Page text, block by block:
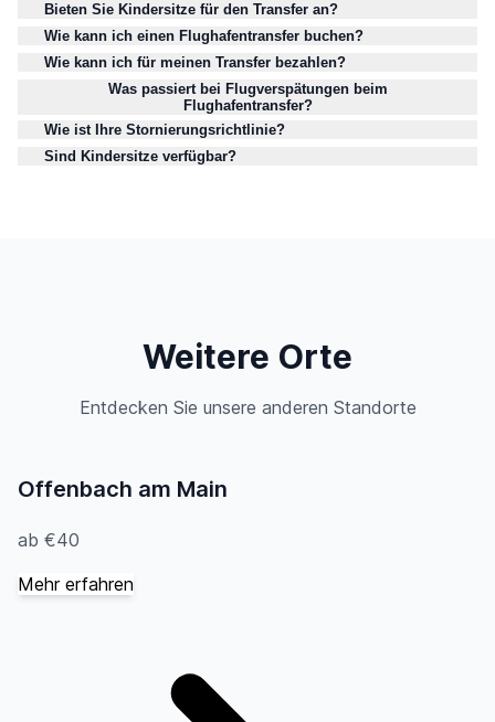
Bieten Sie Kindersitze für den Transfer an?
Wie kann ich einen Flughafentransfer buchen?
Wie kann ich für meinen Transfer bezahlen?
Was passiert bei Flugverspätungen beim
Flughafentransfer?
Wie ist Ihre Stornierungsrichtlinie?
Sind Kindersitze verfügbar?
Weitere Orte
Entdecken Sie unsere anderen Standorte
Offenbach am Main
ab €40
Mehr erfahren